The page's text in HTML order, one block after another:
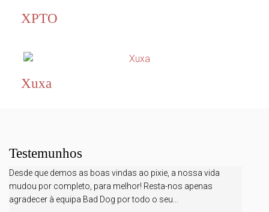
XPTO
Xuxa
Testemunhos
Desde que demos as boas vindas ao pixie, a nossa vida
mudou por completo, para melhor! Resta-nos apenas
agradecer à equipa Bad Dog por todo o seu...